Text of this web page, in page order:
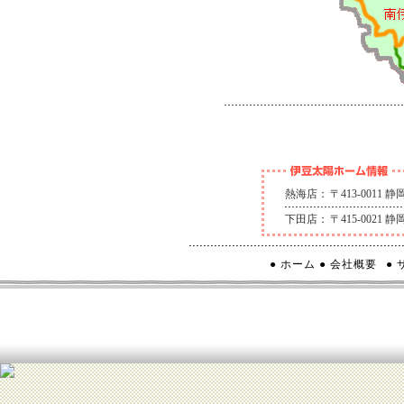
熱海店： 〒413-0011 静
下田店： 〒415-0021 静
● ホーム ● 会社概要 ●